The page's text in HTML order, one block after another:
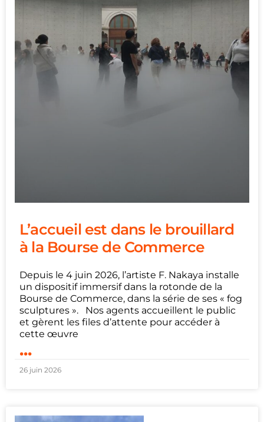
L’accueil est dans le brouillard
à la Bourse de Commerce
Depuis le 4 juin 2026, l’artiste F. Nakaya installe
un dispositif immersif dans la rotonde de la
Bourse de Commerce, dans la série de ses « fog
sculptures ». Nos agents accueillent le public
et gèrent les files d’attente pour accéder à
cette œuvre
...
26 juin 2026